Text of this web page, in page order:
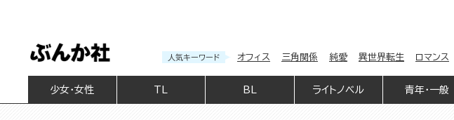
人気キーワード オフィス 三角関係 純愛 異世界転生 ロマンス
少女・女性 BL ライトノベル 青年・一般